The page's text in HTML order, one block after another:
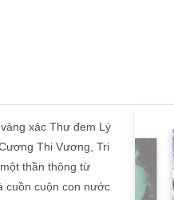
xác Thư đem Lý
Thi Vương, Tri
thần thông từ
cuồn cuộn con nước